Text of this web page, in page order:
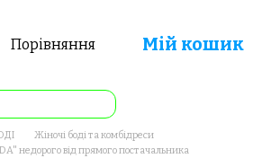
Порівняння Мій кошик
Жіночі боді та комбідреси
недорого від прямого постачальника